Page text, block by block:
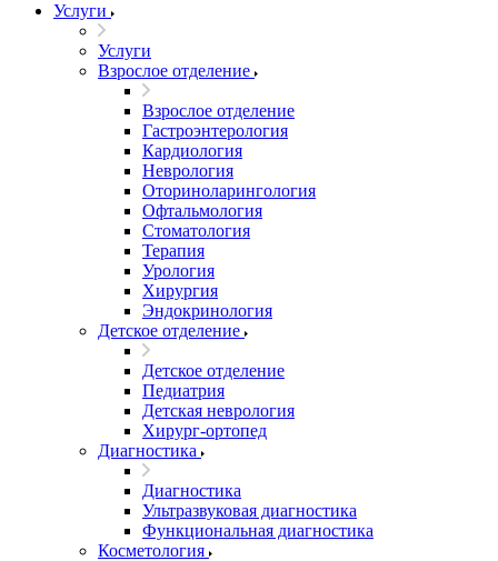
Услуги
Услуги
Взрослое отделение
Взрослое отделение
Гастроэнтерология
Кардиология
Неврология
Оториноларингология
Офтальмология
Стоматология
Терапия
Урология
Хирургия
Эндокринология
Детское отделение
Детское отделение
Педиатрия
Детская неврология
Хирург-ортопед
Диагностика
Диагностика
Ультразвуковая диагностика
Функциональная диагностика
Косметология